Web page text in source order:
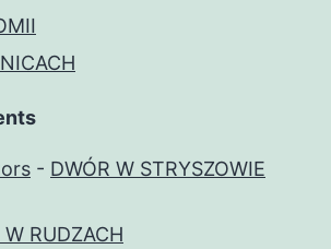
- DWÓR W STRYSZOWIE
W RUDZACH